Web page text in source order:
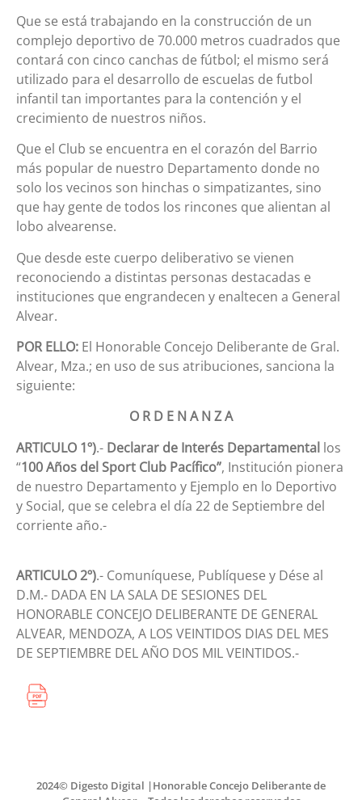
Que se está trabajando en la construcción de un
complejo deportivo de 70.000 metros cuadrados que
contará con cinco canchas de fútbol; el mismo será
utilizado para el desarrollo de escuelas de futbol
infantil tan importantes para la contención y el
crecimiento de nuestros niños.
Que el Club se encuentra en el corazón del Barrio
más popular de nuestro Departamento donde no
solo los vecinos son hinchas o simpatizantes, sino
que hay gente de todos los rincones que alientan al
lobo alvearense.
Que desde este cuerpo deliberativo se vienen
reconociendo a distintas personas destacadas e
instituciones que engrandecen y enaltecen a General
Alvear.
POR ELLO: El Honorable Concejo Deliberante de Gral.
Alvear, Mza.; en uso de sus atribuciones, sanciona la
siguiente:
O R D E N A N Z A
ARTICULO 1º).- Declarar de Interés Departamental los
“100 Años del Sport Club Pacífico”, Institución pionera
de nuestro Departamento y Ejemplo en lo Deportivo
y Social, que se celebra el día 22 de Septiembre del
corriente año.-
ARTICULO 2º).- Comuníquese, Publíquese y Dése al
D.M.- DADA EN LA SALA DE SESIONES DEL
HONORABLE CONCEJO DELIBERANTE DE GENERAL
ALVEAR, MENDOZA, A LOS VEINTIDOS DIAS DEL MES
DE SEPTIEMBRE DEL AÑO DOS MIL VEINTIDOS.-
2024© Digesto Digital |Honorable Concejo Deliberante de